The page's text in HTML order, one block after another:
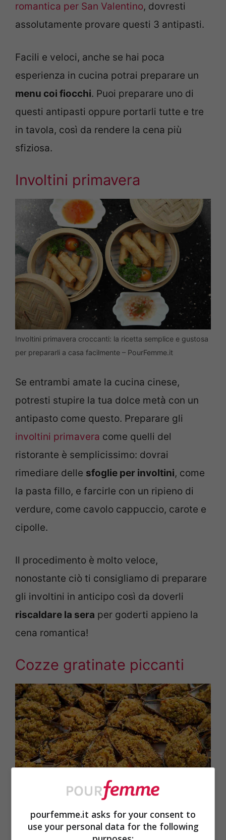
romantica per San Valentino, dovresti
assolutamente provare questi 3 antipasti.
Facili e veloci, anche se hai poca
esperienza in cucina potrai preparare un
menu coi fiocchi. Puoi preparare uno di
questi antipasti oppure portarli tutte e tre
in tavola, così da rendere la cena più
sfiziosa.
Involtini primavera
Involtini primavera croccanti: la ricetta semplice e gustosa
per prepararli a casa facilmente – PourFemme.it
Se entrambi amate la cucina cinese,
potresti stupire la tua dolce metà con un
antipasto come questo. Preparare gli
involtini primavera come quelli del
ristorante è semplicissimo: dovrai
rimediare delle sfoglie per involtini, come
la pasta fillo, e farcirle con un ripieno di
verdure, come cavolo cappuccio, carote e
cipolle.
Il procedimento è molto veloce,
nonostante ciò ti consigliamo di preparare
gli involtini in anticipo così da doverli
riscaldare la sera per goderti appieno la
cena romantica!
Cozze gratinate piccanti
Cozze gratinate piccanti – pourfemme.it
pourfemme.it asks for your consent to
use your personal data for the following